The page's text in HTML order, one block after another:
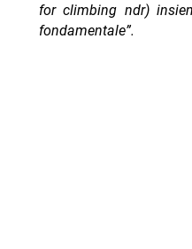
for climbing ndr)
fondamentale”.